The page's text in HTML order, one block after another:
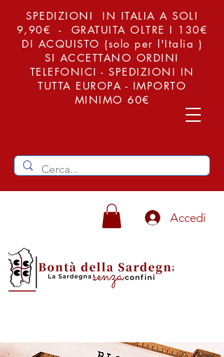
SPEDIZIONI IN ITALIA A SOLI
9,90€ - GRATUITA OLTRE I 130€
DI ACQUISTO (solo per l'Italia )
SI ACCETTANO ORDINI
TELEFONICI - SPEDIZIONI IN
TUTTA EUROPA - IMPORTO
MINIMO 60€
Accedi